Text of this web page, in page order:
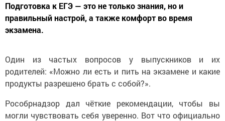
Подготовка к ЕГЭ — это не только знания, но и
правильный настрой, а также комфорт во время
экзамена.
Один из частых вопросов у выпускников и их
родителей: «Можно ли есть и пить на экзамене и какие
продукты разрешено брать с собой?».
Рособрнадзор дал чёткие рекомендации, чтобы вы
могли чувствовать себя уверенно. Вот что официально